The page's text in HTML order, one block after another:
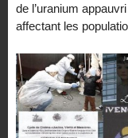
de l’uranium
affectant les